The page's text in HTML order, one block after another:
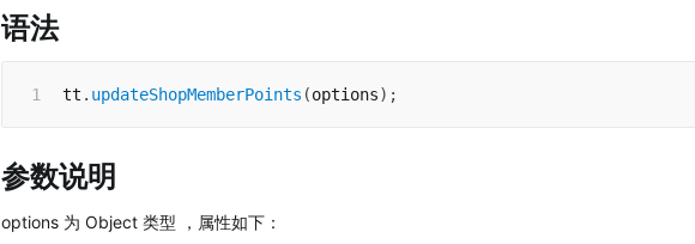
语法
tt . updateShopMemberPoints (options) ;
参数说明
options 为 Object 类型 ，属性如下：